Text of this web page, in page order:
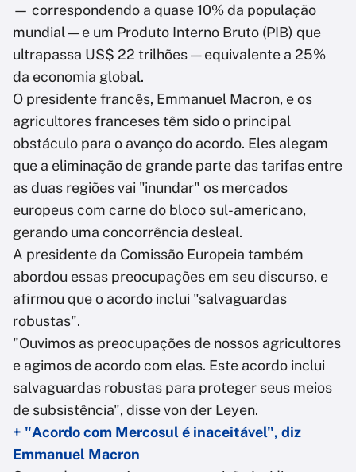
— correspondendo a quase 10% da população
mundial — e um Produto Interno Bruto (PIB) que
ultrapassa US$ 22 trilhões — equivalente a 25%
da economia global.
O presidente francês, Emmanuel Macron, e os
agricultores franceses têm sido o principal
obstáculo para o avanço do acordo. Eles alegam
que a eliminação de grande parte das tarifas entre
as duas regiões vai "inundar" os mercados
europeus com carne do bloco sul-americano,
gerando uma concorrência desleal.
A presidente da Comissão Europeia também
abordou essas preocupações em seu discurso, e
afirmou que o acordo inclui "salvaguardas
robustas".
"Ouvimos as preocupações de nossos agricultores
e agimos de acordo com elas. Este acordo inclui
salvaguardas robustas para proteger seus meios
de subsistência", disse von der Leyen.
+ "Acordo com Mercosul é inaceitável", diz
Emmanuel Macron